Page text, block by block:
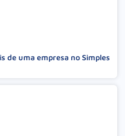
de uma empresa no Simples